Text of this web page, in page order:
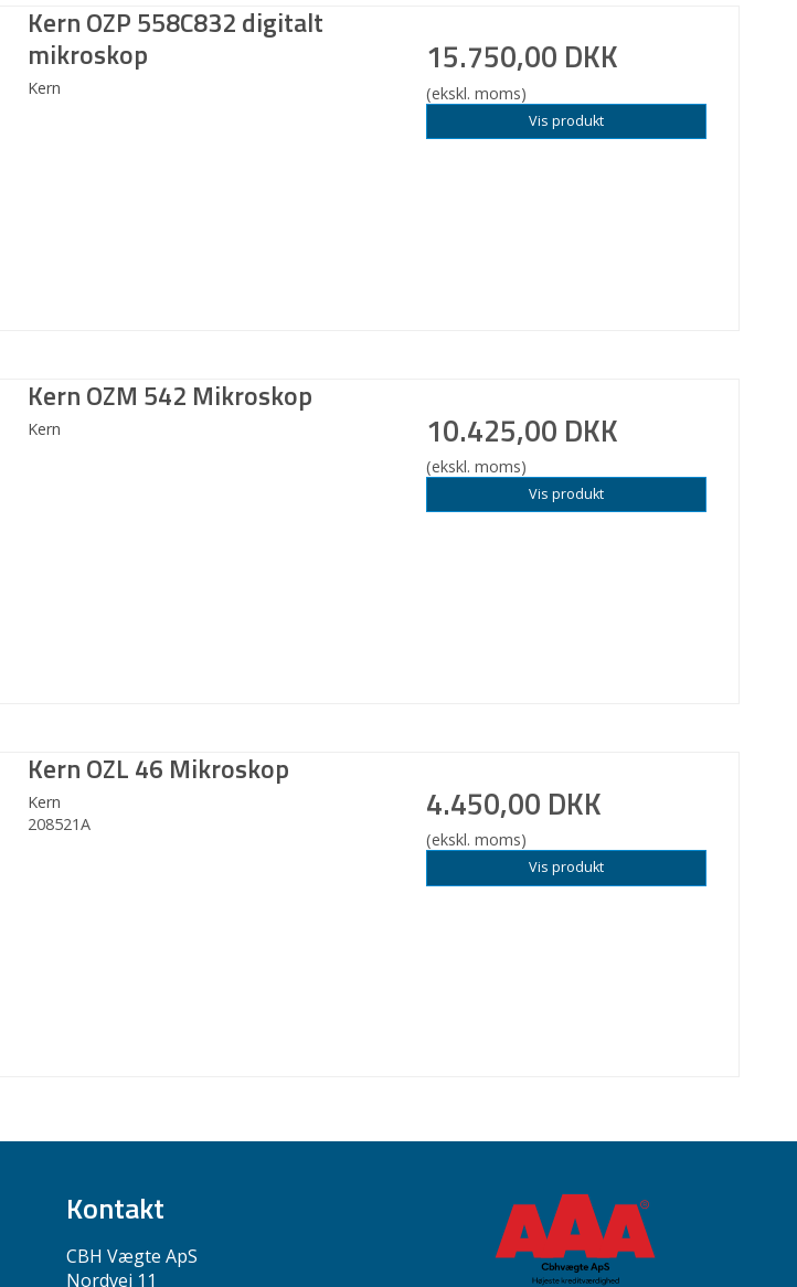
Kern OZP 558C832 digitalt
mikroskop
Kern
15.750,00 DKK
(ekskl. moms)
Vis produkt
Kern OZM 542 Mikroskop
Kern 10.425,00 DKK
(ekskl. moms)
Vis produkt
Kern OZL 46 Mikroskop
Kern
208521A
4.450,00 DKK
(ekskl. moms)
Vis produkt
Kontakt
CBH Vægte ApS
Nordvej 11